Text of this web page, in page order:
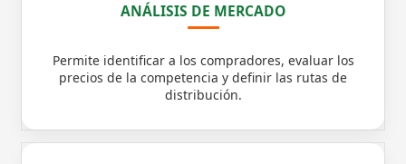
ANÁLISIS DE MERCADO
Permite identificar a los compradores, evaluar los
precios de la competencia y definir las rutas de
distribución.